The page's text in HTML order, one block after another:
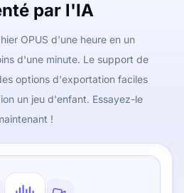
par l'IA
OPUS d'une heure en un
d'une minute. Le support de
options d'exportation faciles
un jeu d'enfant. Essayez-le
!